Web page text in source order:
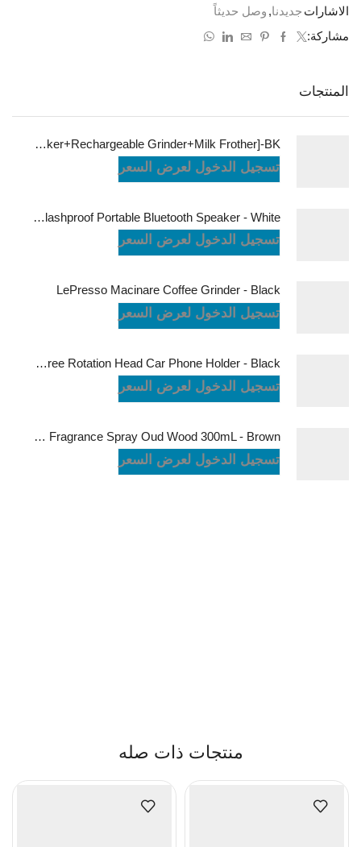
الاشارات جديدنا, وصل حديثاً
مشاركة:
المنتجات
LePresso Brewology Coffee Kit [Espresso Maker+Rechargeable Grinder+Milk Frother]-BK
تسجيل الدخول لعرض السعر
JBL Charge6 Splashproof Portable Bluetooth Speaker - White
تسجيل الدخول لعرض السعر
LePresso Macinare Coffee Grinder - Black
تسجيل الدخول لعرض السعر
Powerology Logan Magsafe 360 Degree Rotation Head Car Phone Holder - Black
تسجيل الدخول لعرض السعر
Green Lion Fragrance Spray Oud Wood 300mL - Brown
تسجيل الدخول لعرض السعر
منتجات ذات صله